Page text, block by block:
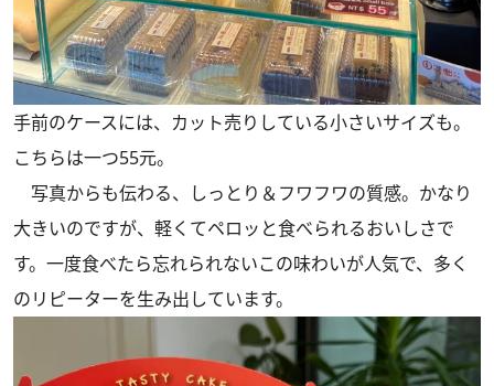
手前のケースには、カット売りしている小さいサイズも。
こちらは一つ55元。
写真からも伝わる、しっとり＆フワフワの質感。かなり
大きいのですが、軽くてペロッと食べられるおいしさで
す。一度食べたら忘れられないこの味わいが人気で、多く
のリピーターを生み出しています。